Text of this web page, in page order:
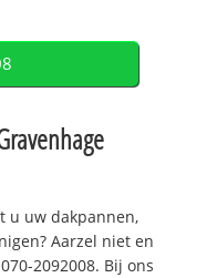
u uw dakpannen,
Aarzel niet en
2092008. Bij ons